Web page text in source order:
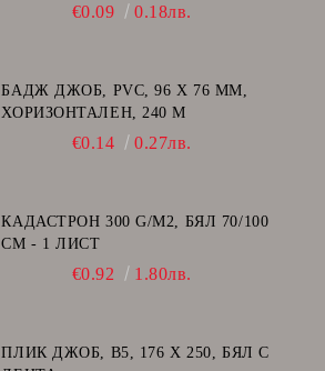
€0.09 0.18лв.
БАДЖ ДЖОБ, PVC, 96 Х 76 ММ,
ХОРИЗОНТАЛЕН, 240 Μ
€0.14 0.27лв.
КАДАСТРОН 300 G/M2, БЯЛ 70/100
СМ - 1 ЛИСТ
€0.92 1.80лв.
ПЛИК ДЖОБ, В5, 176 Х 250, БЯЛ С